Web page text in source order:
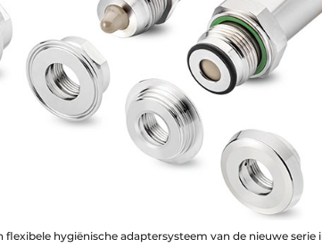
flexibele hygiënische adaptersysteem van de nieuwe